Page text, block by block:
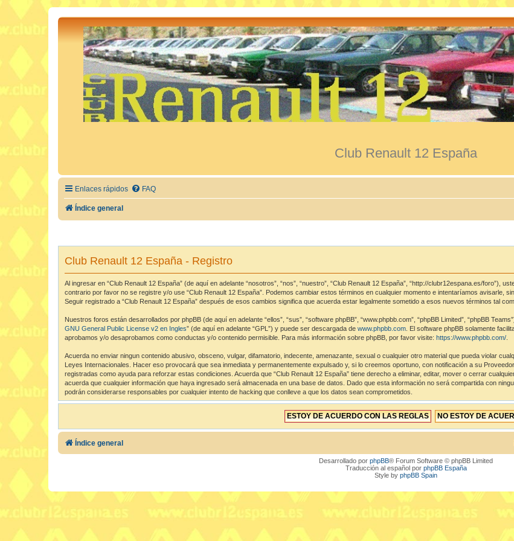
Club Renault 12 España
Enlaces rápidos FAQ
Índice general
Club Renault 12 España - Registro
Al ingresar en “Club Renault 12 España” (de aquí en adelante “nosotros”, “nos”, “nuestro”, “Club Renault 12 España”, “http://clubr12espana.es/foro”),
contrario por favor no se registre y/o use “Club Renault 12 España”. Podemos cambiar estos términos en cualquier momento e intentaríamos avisarle,
Seguir registrado a “Club Renault 12 España” después de esos cambios significa que acuerda estar legalmente sometido a esos nuevos términos tal
Nuestros foros están desarrollados por phpBB (de aquí en adelante “ellos”, “sus”, “software phpBB”, “www.phpbb.com”, “phpBB Limited”, “phpBB
GNU General Public License v2 en Ingles” (de aquí en adelante “GPL”) y puede ser descargada de www.phpbb.com . El software phpBB solamente
aprobamos y/o desaprobamos como conductas y/o contenido permisible. Para más información sobre phpBB, por favor visite: https://www.phpbb.com/
Acuerda no enviar ningun contenido abusivo, obsceno, vulgar, difamatorio, indecente, amenazante, sexual o cualquier otro material que pueda violar
Leyes Internacionales. Hacer eso provocará que sea inmediata y permanentemente expulsado y, si lo creemos oportuno, con notificación a su
registradas como ayuda para reforzar estas condiciones. Acuerda que “Club Renault 12 España” tiene derecho a eliminar, editar, mover o cerrar
acuerda que cualquier información que haya ingresado será almacenada en una base de datos. Dado que esta información no será compartida con
podrán considerarse responsables por cualquier intento de hacking que conlleve a que los datos sean comprometidos.
Índice general
Desarrollado por phpBB® Forum Software © phpBB Limited
Traducción al español por phpBB España
Style by phpBB Spain